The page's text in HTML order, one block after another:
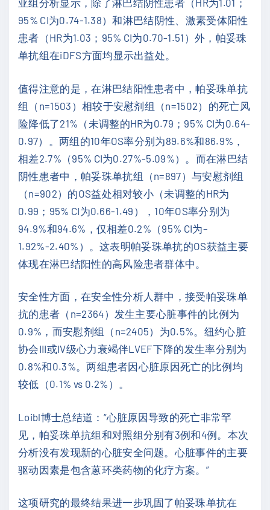
亚组分析显示，除了淋巴结阴性患者（HR为1.01；
95% CI为0.74-1.38）和淋巴结阴性、激素受体阳性
患者（HR为1.03；95% CI为0.70-1.51）外，帕妥珠
单抗组在iDFS方面均显示出益处。
值得注意的是，在淋巴结阳性患者中，帕妥珠单抗
组（n=1503）相较于安慰剂组（n=1502）的死亡风
险降低了21%（未调整的HR为0.79；95% CI为0.64-
0.97）。两组的10年OS率分别为89.6%和86.9%，
相差2.7%（95% CI为0.27%-5.09%）。而在淋巴结
阴性患者中，帕妥珠单抗组（n=897）与安慰剂组
（n=902）的OS益处相对较小（未调整的HR为
0.99；95% CI为0.66-1.49），10年OS率分别为
94.9%和94.6%，仅相差0.2%（95% CI为–
1.92%-2.40%）。这表明帕妥珠单抗的OS获益主要
体现在淋巴结阳性的高风险患者群体中。
安全性方面，在安全性分析人群中，接受帕妥珠单
抗的患者（n=2364）发生主要心脏事件的比例为
0.9%，而安慰剂组（n=2405）为0.5%。纽约心脏
协会III或IV级心力衰竭伴LVEF下降的发生率分别为
0.8%和0.3%。两组患者因心脏原因死亡的比例均
较低（0.1% vs 0.2%）。
Loibl博士总结道：“心脏原因导致的死亡非常罕
见，帕妥珠单抗组和对照组分别有3例和4例。本次
分析没有发现新的心脏安全问题。心脏事件的主要
驱动因素是包含蒽环类药物的化疗方案。”
这项研究的最终结果进一步巩固了帕妥珠单抗在